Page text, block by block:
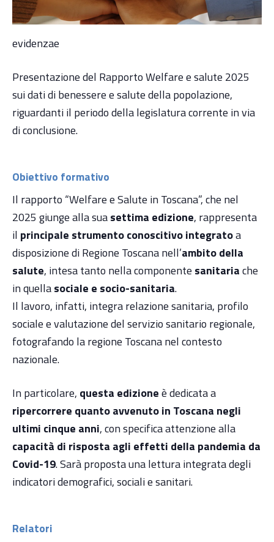
evidenzae
Presentazione del Rapporto Welfare e salute 2025
sui dati di benessere e salute della popolazione,
riguardanti il periodo della legislatura corrente in via
di conclusione.
Obiettivo formativo
Il rapporto “Welfare e Salute in Toscana”, che nel
2025 giunge alla suasettima edizione, rappresenta
il principale strumento conoscitivo integratoa
disposizione di Regione Toscana nell’ambito della
salute, intesa tanto nella componente sanitariache
in quellasociale e socio-sanitaria.
Il lavoro, infatti, integra relazione sanitaria, profilo
sociale e valutazione del servizio sanitario regionale,
fotografando la regione Toscana nel contesto
nazionale.
In particolare, questa edizioneè dedicata a
ripercorrere quanto avvenuto in Toscana negli
ultimi cinque anni, con specifica attenzione alla
capacità di risposta agli effetti della pandemia da
Covid-19. Sarà proposta una lettura integrata degli
indicatori demografici, sociali e sanitari.
Relatori